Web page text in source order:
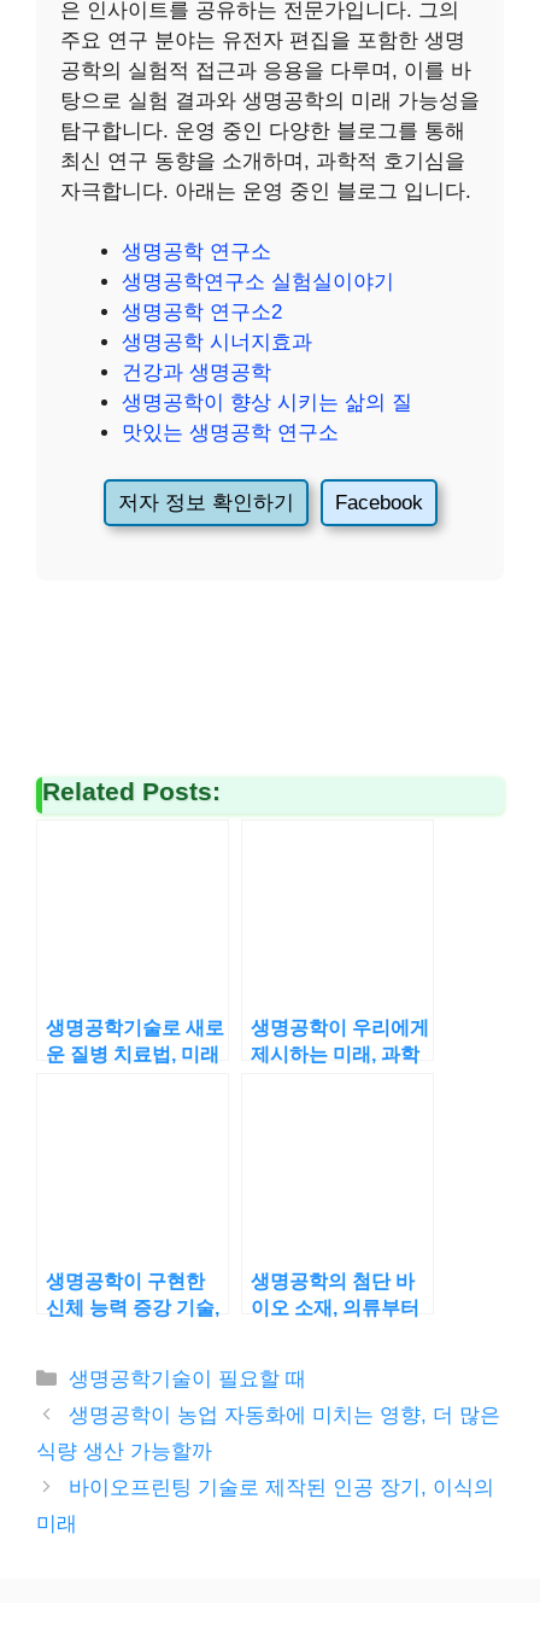
은 인사이트를 공유하는 전문가입니다. 그의
주요 연구 분야는 유전자 편집을 포함한 생명
공학의 실험적 접근과 응용을 다루며, 이를 바
탕으로 실험 결과와 생명공학의 미래 가능성을
탐구합니다. 운영 중인 다양한 블로그를 통해
최신 연구 동향을 소개하며, 과학적 호기심을
자극합니다. 아래는 운영 중인 블로그 입니다.
생명공학 연구소
생명공학연구소 실험실이야기
생명공학 연구소2
생명공학 시너지효과
건강과 생명공학
생명공학이 향상 시키는 삶의 질
맛있는 생명공학 연구소
저자 정보 확인하기 Facebook
Related Posts:
생명공학기술로 새로
운 질병 치료법, 미래
생명공학이 우리에게
제시하는 미래, 과학
생명공학이 구현한
신체 능력 증강 기술,
생명공학의 첨단 바
이오 소재, 의류부터
카
테
리
생명공학기술이 필요할 때
생명공학이 농업 자동화에 미치는 영향, 더 많은
식량 생산 가능할까
바이오프린팅 기술로 제작된 인공 장기, 이식의
미래